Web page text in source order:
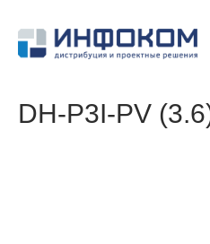
DH-P3I-PV